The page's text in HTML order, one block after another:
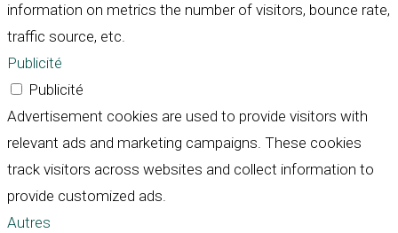
information on metrics the number of visitors, bounce rate,
traffic source, etc.
Publicité
Publicité
Advertisement cookies are used to provide visitors with
relevant ads and marketing campaigns. These cookies
track visitors across websites and collect information to
provide customized ads.
Autres